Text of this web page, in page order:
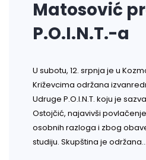
Matosović
P.O.I.N.T.-a
U subotu, 12. srpnja je u
Križevcima održana
Udruge P.O.I.N.T. koju je
Ostojčić, najavivši
osobnih razloga i zbog
studiju. Skupština je održana…